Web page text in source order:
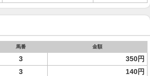
馬番 金額
3 350円
3
140円